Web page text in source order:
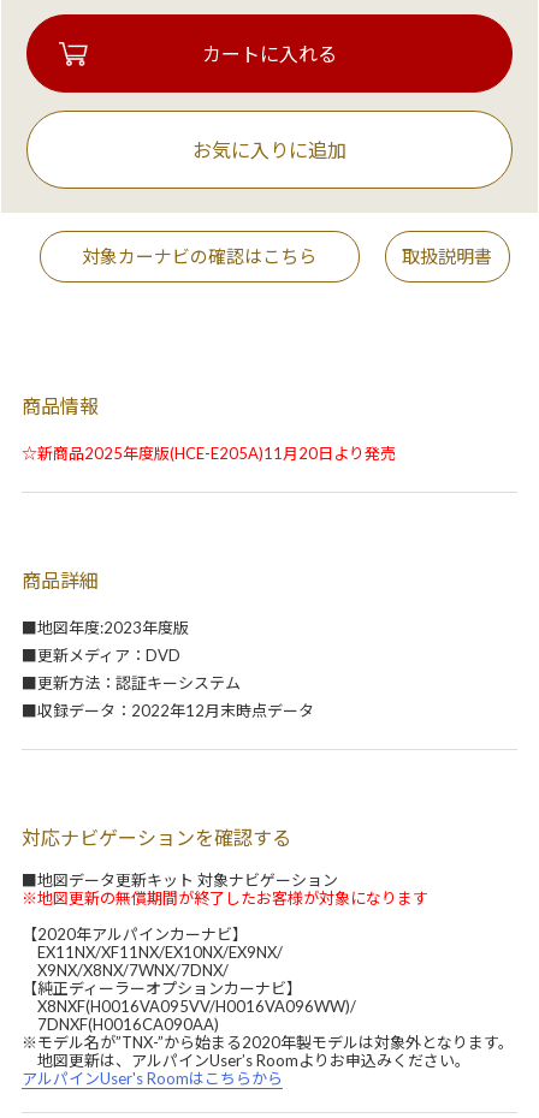
お気に入りに追加
対象カーナビの確認はこちら 取扱説明書
商品情報
☆新商品2025年度版(HCE-E205A)11月20日より発売
商品詳細
■地図年度:2023年度版
■更新メディア：DVD
■更新方法：認証キーシステム
■収録データ：2022年12月末時点データ
対応ナビゲーションを確認する
■地図データ更新キット 対象ナビゲーション
※地図更新の無償期間が終了したお客様が対象になります
【2020年アルパインカーナビ】
EX11NX/XF11NX/EX10NX/EX9NX/
X9NX/X8NX/7WNX/7DNX/
【純正ディーラーオプションカーナビ】
X8NXF(H0016VA095VV/H0016VA096WW)/
7DNXF(H0016CA090AA)
※モデル名が”TNX-”から始まる2020年製モデルは対象外となります。
地図更新は、アルパインUser’s Roomよりお申込みください。
アルパインUser's Roomはこちらから